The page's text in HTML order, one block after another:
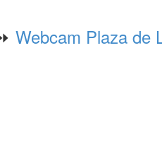
Webcam Plaza de